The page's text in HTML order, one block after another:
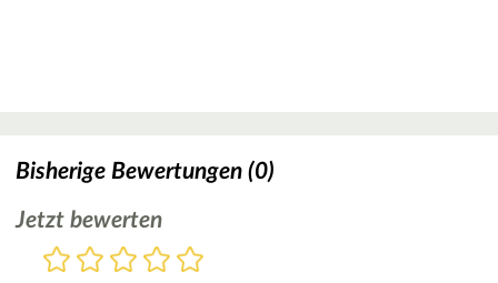
Bisherige Bewertungen (0)
Jetzt bewerten
Bewertung
5
4
3
2
1